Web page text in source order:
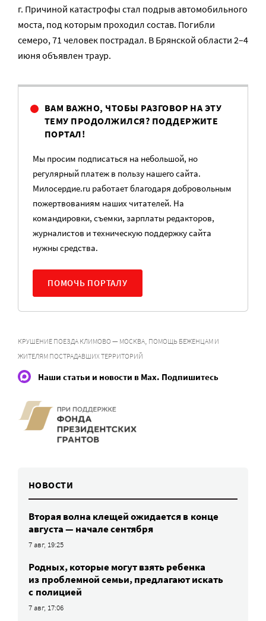
г. Причиной катастрофы стал подрыв автомобильного
моста, под которым проходил состав. Погибли
семеро, 71 человек пострадал. В Брянской области 2–4
июня объявлен траур.
ВАМ ВАЖНО, ЧТОБЫ РАЗГОВОР НА ЭТУ
ТЕМУ ПРОДОЛЖИЛСЯ? ПОДДЕРЖИТЕ
ПОРТАЛ!
Мы просим подписаться на небольшой, но
регулярный платеж в пользу нашего сайта.
Милосердие.ru работает благодаря добровольным
пожертвованиям наших читателей. На
командировки, съемки, зарплаты редакторов,
журналистов и техническую поддержку сайта
нужны средства.
ПОМОЧЬ ПОРТАЛУ
КРУШЕНИЕ ПОЕЗДА КЛИМОВО — МОСКВА, ПОМОЩЬ БЕЖЕНЦАМ И
ЖИТЕЛЯМ ПОСТРАДАВШИХ ТЕРРИТОРИЙ
Наши статьи и новости в Max. Подпишитесь
НОВОСТИ
Вторая волна клещей ожидается в конце
августа — начале сентября
7 авг, 19:25
Родных, которые могут взять ребенка
из проблемной семьи, предлагают искать
с полицией
7 авг, 17:06